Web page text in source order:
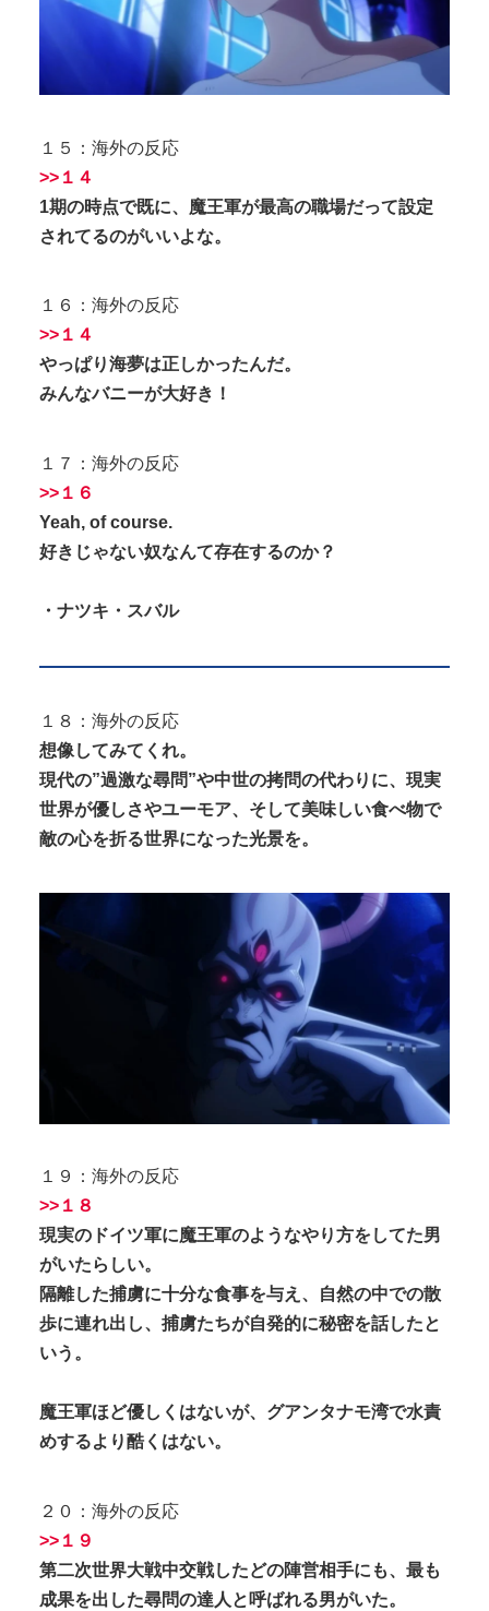
１５：海外の反応
>>１４
1期の時点で既に、魔王軍が最高の職場だって設定
されてるのがいいよな。
１６：海外の反応
>>１４
やっぱり海夢は正しかったんだ。
みんなバニーが大好き！
１７：海外の反応
>>１６
Yeah, of course.
好きじゃない奴なんて存在するのか？
・ナツキ・スバル
１８：海外の反応
想像してみてくれ。
現代の”過激な尋問”や中世の拷問の代わりに、現実
世界が優しさやユーモア、そして美味しい食べ物で
敵の心を折る世界になった光景を。
１９：海外の反応
>>１８
現実のドイツ軍に魔王軍のようなやり方をしてた男
がいたらしい。
隔離した捕虜に十分な食事を与え、自然の中での散
歩に連れ出し、捕虜たちが自発的に秘密を話したと
いう。
魔王軍ほど優しくはないが、グアンタナモ湾で水責
めするより酷くはない。
２０：海外の反応
>>１９
第二次世界大戦中交戦したどの陣営相手にも、最も
成果を出した尋問の達人と呼ばれる男がいた。